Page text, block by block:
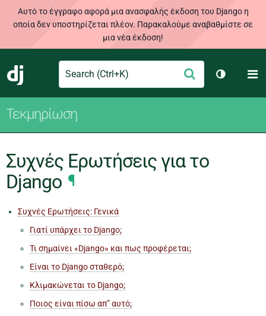
Αυτό το έγγραφο αφορά μια ανασφαλής έκδοση του Django η
οποία δεν υποστηρίζεται πλέον. Παρακαλούμε αναβαθμίστε σε
μια νέα έκδοση!
Django
Search Υποβολή
Toggle
Τεκμηρίωση
Συχνές Ερωτήσεις για το
Django ¶
Συχνές Ερωτήσεις: Γενικά
Γιατί υπάρχει το Django;
Τι σημαίνει «Django» και πως προφέρεται;
Είναι το Django σταθερό;
Κλιμακώνεται το Django;
Ποιος είναι πίσω απ” αυτό;